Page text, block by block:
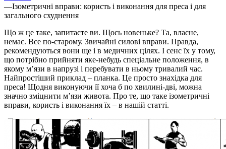
—Ізометричні вправи: користь і виконання для преса і для
загального схуднення
Що ж це таке, запитаєте ви. Щось новеньке? Та, власне,
немає. Все по-старому. Звичайні силові вправи. Правда,
рекомендуються вони ще і в медичних цілях. І сенс їх у тому,
що потрібно прийняти яке-небудь спеціальне положення, в
якому м’язи в напрузі і перебувати в ньому тривалий час.
Найпростіший приклад – планка. Це просто знахідка для
преса! Щодня виконуючи її хоча б по хвилині-дві, можна
значно зміцнити м’язи живота. Про те, що таке ізометричні
вправи, користь і виконання їх – в нашій статті.